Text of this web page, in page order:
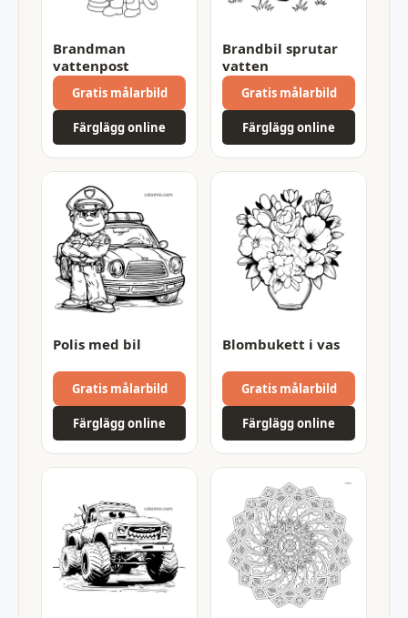
Brandman
vattenpost
Gratis målarbild
Färglägg online
Brandbil sprutar
vatten
Gratis målarbild
Färglägg online
Polis med bil
Gratis målarbild
Färglägg online
Blombukett i vas
Gratis målarbild
Färglägg online